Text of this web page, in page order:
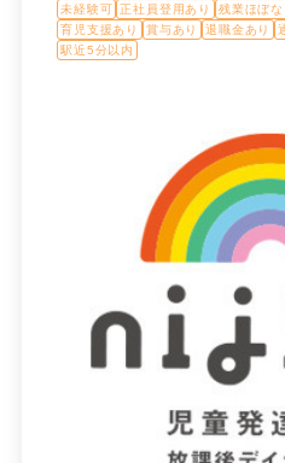
未経験可 正社員登用あり 残業ほぼな
育児支援あり
賞与あり 退職金あり
駅近5分以内